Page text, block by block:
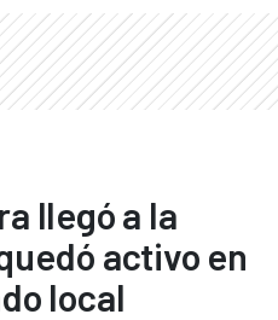
llegó a la
activo en
local